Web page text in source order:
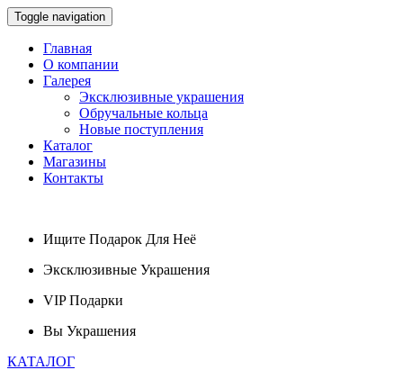
Toggle navigation
Главная
О компании
Галерея
Эксклюзивные украшения
Обручальные кольца
Новые поступления
Каталог
Магазины
Контакты
Ищите Подарок Для Неё
Эксклюзивные Украшения
VIPПодарки
Вы Украшения
КАТАЛОГ